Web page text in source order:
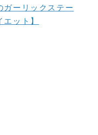
ガーリックステー
ット】